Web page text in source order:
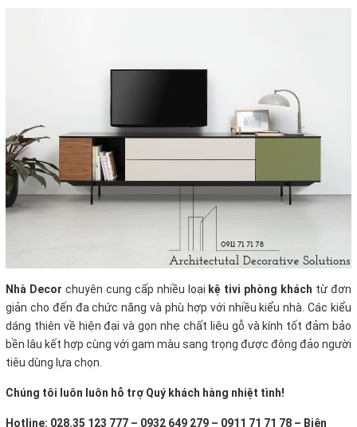
Nhà Decor chuyên cung cấp nhiều loại kệ tivi phòng khách từ đơn
giản cho đến đa chức năng và phù hợp với nhiều kiểu nhà. Các kiểu
dáng thiên về hiện đại và gọn nhẹ chất liệu gỗ và kính tốt đảm bảo
bền lâu kết hợp cùng với gam màu sang trọng được đông đảo người
tiêu dùng lựa chọn.
Chúng tôi luôn luôn hỗ trợ Quý khách hàng nhiệt tình!
Hotline: 028.35 123 777 – 0932 649 279 – 0911 71 71 78 – Biên